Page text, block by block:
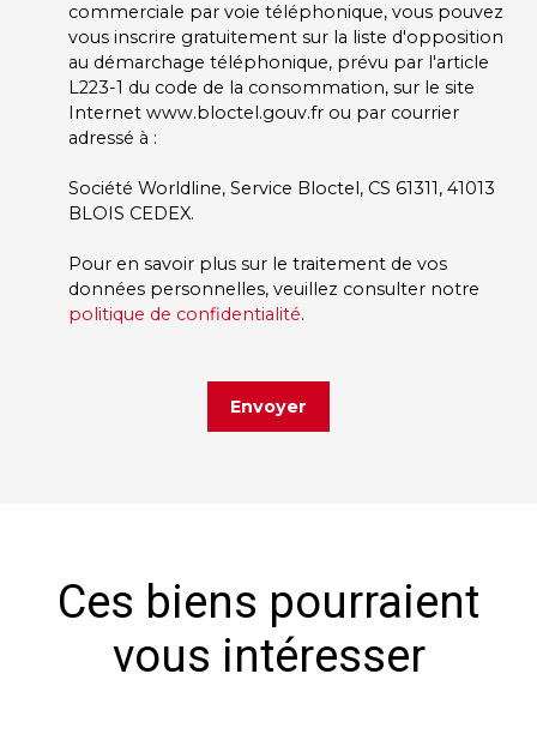
commerciale par voie téléphonique, vous pouvez
vous inscrire gratuitement sur la liste d'opposition
au démarchage téléphonique, prévu par l'article
L223-1 du code de la consommation, sur le site
Internet www.bloctel.gouv.fr ou par courrier
adressé à :
Société Worldline, Service Bloctel, CS 61311, 41013
BLOIS CEDEX.
Pour en savoir plus sur le traitement de vos
données personnelles, veuillez consulter notre
politique de confidentialité.
Envoyer
Ces biens pourraient
vous intéresser